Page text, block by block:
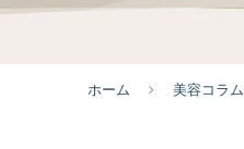
ホーム 美容コラム